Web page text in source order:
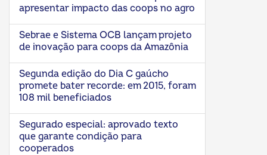
apresentar impacto das coops no agro
Sebrae e Sistema OCB lançam projeto
de inovação para coops da Amazônia
Segunda edição do Dia C gaúcho
promete bater recorde: em 2015, foram
108 mil beneficiados
Segurado especial: aprovado texto
que garante condição para
cooperados